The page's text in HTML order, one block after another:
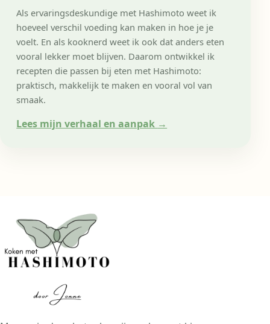
Als ervaringsdeskundige met Hashimoto weet ik
hoeveel verschil voeding kan maken in hoe je je
voelt. En als kooknerd weet ik ook dat anders eten
vooral lekker moet blijven. Daarom ontwikkel ik
recepten die passen bij eten met Hashimoto:
praktisch, makkelijk te maken en vooral vol van
smaak.
Lees mijn verhaal en aanpak →